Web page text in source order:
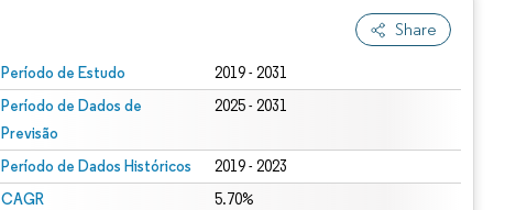
Share
Período de Estudo 2019 - 2031
Período de Dados de
Previsão
2025 - 2031
Período de Dados Históricos 2019 - 2023
CAGR 5.70%